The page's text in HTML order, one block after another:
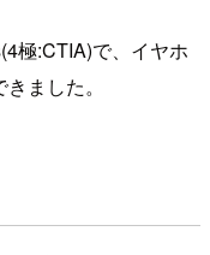
極:CTIA)で、イヤホ
ました。